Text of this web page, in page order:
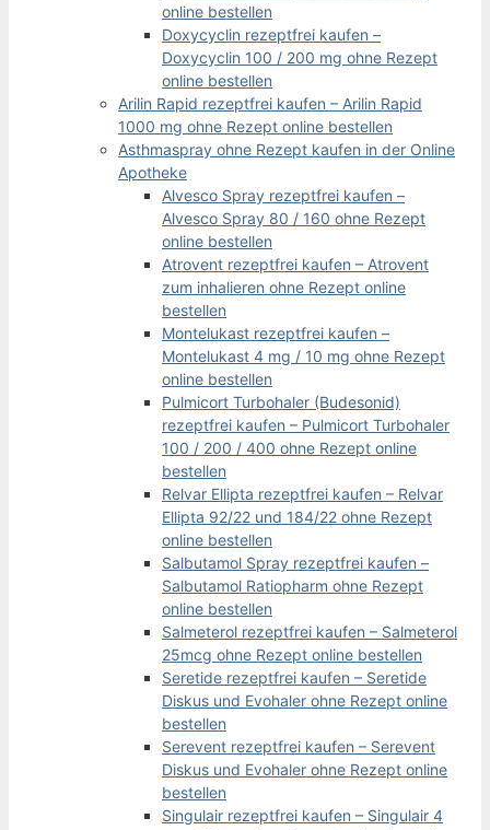
online bestellen
Doxycyclin rezeptfrei kaufen –
Doxycyclin 100 / 200 mg ohne Rezept
online bestellen
Arilin Rapid rezeptfrei kaufen – Arilin Rapid
1000 mg ohne Rezept online bestellen
Asthmaspray ohne Rezept kaufen in der Online
Apotheke
Alvesco Spray rezeptfrei kaufen –
Alvesco Spray 80 / 160 ohne Rezept
online bestellen
Atrovent rezeptfrei kaufen – Atrovent
zum inhalieren ohne Rezept online
bestellen
Montelukast rezeptfrei kaufen –
Montelukast 4 mg / 10 mg ohne Rezept
online bestellen
Pulmicort Turbohaler (Budesonid)
rezeptfrei kaufen – Pulmicort Turbohaler
100 / 200 / 400 ohne Rezept online
bestellen
Relvar Ellipta rezeptfrei kaufen – Relvar
Ellipta 92/22 und 184/22 ohne Rezept
online bestellen
Salbutamol Spray rezeptfrei kaufen –
Salbutamol Ratiopharm ohne Rezept
online bestellen
Salmeterol rezeptfrei kaufen – Salmeterol
25mcg ohne Rezept online bestellen
Seretide rezeptfrei kaufen – Seretide
Diskus und Evohaler ohne Rezept online
bestellen
Serevent rezeptfrei kaufen – Serevent
Diskus und Evohaler ohne Rezept online
bestellen
Singulair rezeptfrei kaufen – Singulair 4